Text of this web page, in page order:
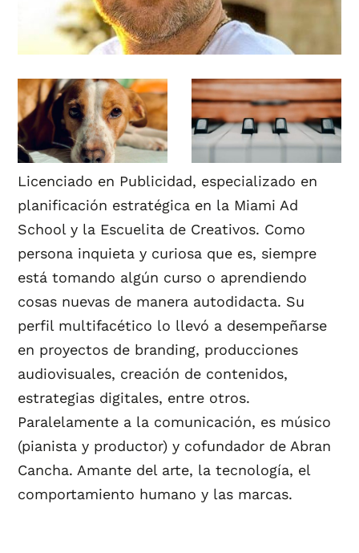
Licenciado en Publicidad, especializado en
planificación estratégica en la Miami Ad
School y la Escuelita de Creativos. Como
persona inquieta y curiosa que es, siempre
está tomando algún curso o aprendiendo
cosas nuevas de manera autodidacta. Su
perfil multifacético lo llevó a desempeñarse
en proyectos de branding, producciones
audiovisuales, creación de contenidos,
estrategias digitales, entre otros.
Paralelamente a la comunicación, es músico
(pianista y productor) y cofundador de Abran
Cancha. Amante del arte, la tecnología, el
comportamiento humano y las marcas.